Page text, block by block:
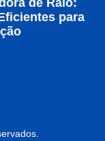
de Ralo:
para